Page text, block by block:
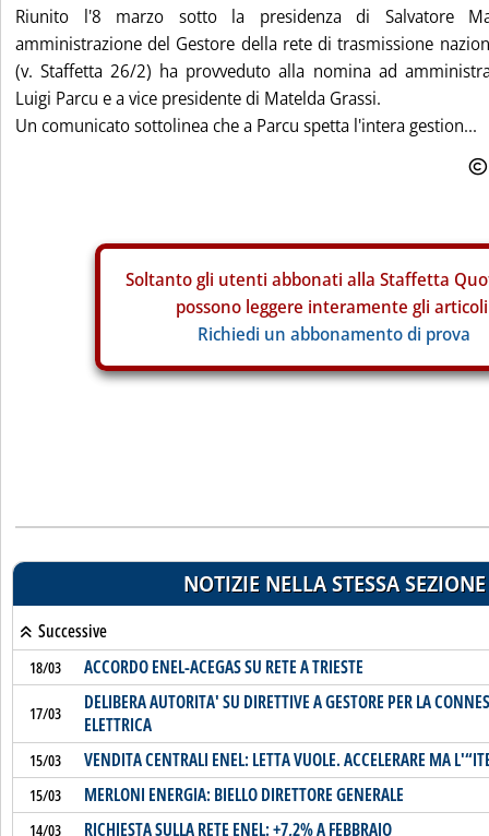
Riunito l'8 marzo sotto la presidenza di Salvatore
amministrazione del Gestore della rete di trasmissione
(v. Staffetta 26/2) ha provveduto alla nomina ad
Luigi Parcu e a vice presidente di Matelda Grassi.
Un comunicato sottolinea che a Parcu spetta l'intera gestion...
Soltanto gli utenti abbonati alla Staffetta
possono leggere interamente gli
Richiedi un abbonamento di prova
NOTIZIE NELLA STESSA SEZIONE
Successive
18/03 ACCORDO ENEL-ACEGAS SU RETE A TRIESTE
17/03
DELIBERA AUTORITA' SU DIRETTIVE A GESTORE PER LA
ELETTRICA
15/03 VENDITA CENTRALI ENEL: LETTA VUOLE. ACCELERARE MA
15/03 MERLONI ENERGIA: BIELLO DIRETTORE GENERALE
14/03 RICHIESTA SULLA RETE ENEL: +7,2% A FEBBRAIO